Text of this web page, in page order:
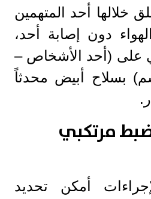
خلالها أحد المتهمين
دون إصابة أحد،
على (أحد الأشخاص –
بسلاح أبيض محدثاً
مرتكبي
أمكن تحديد